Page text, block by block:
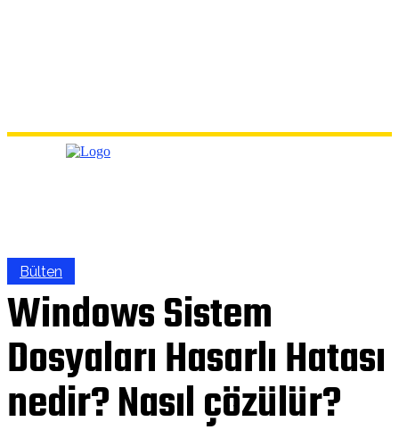
Bülten
Windows Sistem
Dosyaları Hasarlı Hatası
nedir? Nasıl çözülür?